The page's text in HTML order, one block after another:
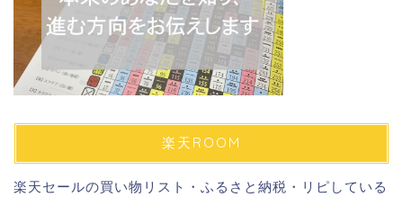
楽天ROOM
楽天セールの買い物リスト・ふるさと納税・リピしている